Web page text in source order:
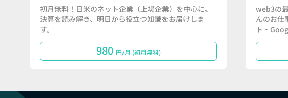
初月無料！日米のネット企業（上場企業）を中心に、
決算を読み解き、明日から役立つ知識をお届けしま
す。
980 円/月 (初月無料)
web3の
んのお仕
ト・